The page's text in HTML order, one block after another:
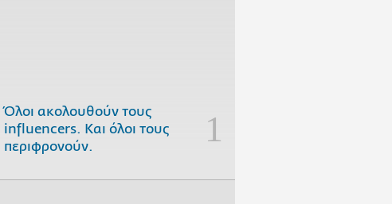
Όλοι ακολουθούν τους
influencers. Και όλοι τους
περιφρονούν.